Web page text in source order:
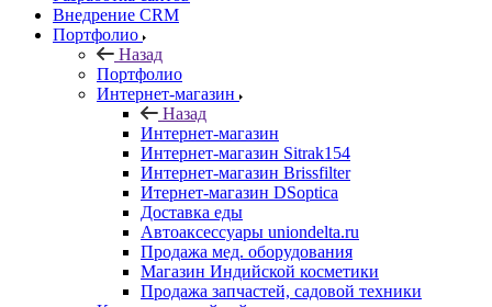
Внедрение CRM
Портфолио
Назад
Портфолио
Интернет-магазин
Назад
Интернет-магазин
Интернет-магазин Sitrak154
Интернет-магазин Brissfilter
Итернет-магазин DSoptica
Доставка еды
Автоаксессуары uniondelta.ru
Продажа мед. оборудования
Магазин Индийской косметики
Продажа запчастей, садовой техники